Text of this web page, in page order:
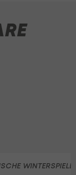
WINTERSPIELE